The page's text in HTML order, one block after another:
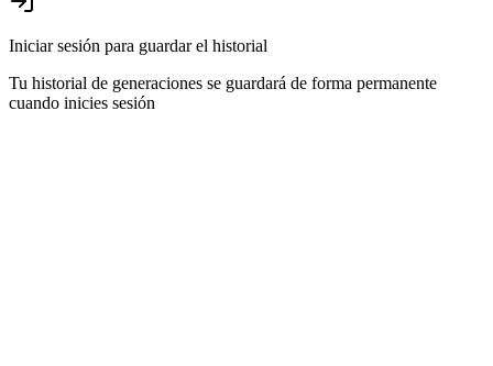
Iniciar sesión para guardar el historial
Tu historial de generaciones se guardará de forma permanente
cuando inicies sesión